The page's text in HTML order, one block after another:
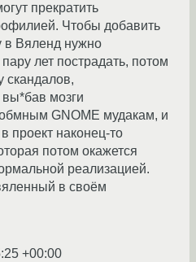
прекратить
Чтобы добавить
в Вяленд нужно
лет пострадать, потом
скандалов,
мозги
GNOME мудакам, и
проект наконец-то
потом окажется
реализацией.
в своём
+00:00